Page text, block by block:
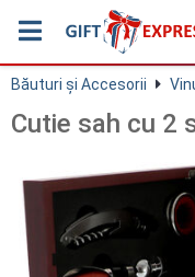
Băuturi și Accesorii
Cutie sah cu 2